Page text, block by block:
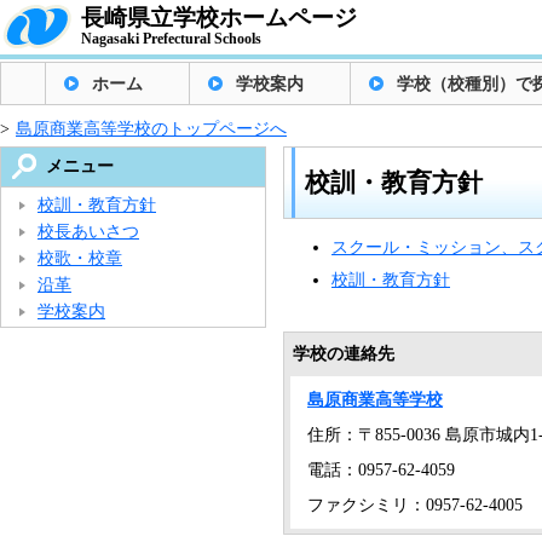
長崎県立学校ホームページ
Nagasaki Prefectural Schools
ホーム 学校案内 学校（校種別）で
> 島原商業高等学校のトップページへ
校訓・教育方針
スクール・ミッション、ス
校訓・教育方針
学校の連絡先
島原商業高等学校
住所：〒855-0036 島原市城内
電話：0957-62-4059
ファクシミリ：0957-62-4005
メニュー
校訓・教育方針
校長あいさつ
校歌・校章
沿革
学校案内